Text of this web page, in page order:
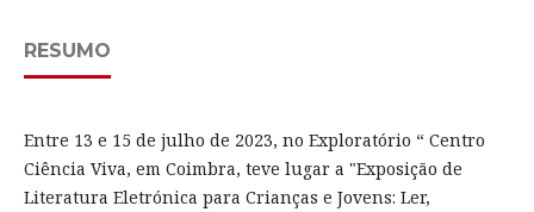
RESUMO
Entre 13 e 15 de julho de 2023, no Exploratório “ Centro
Ciência Viva, em Coimbra, teve lugar a "Exposição de
Literatura Eletrónica para Crianças e Jovens: Ler,